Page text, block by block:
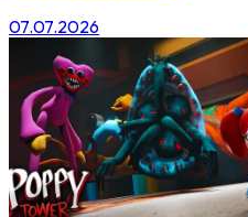
07.07.2026